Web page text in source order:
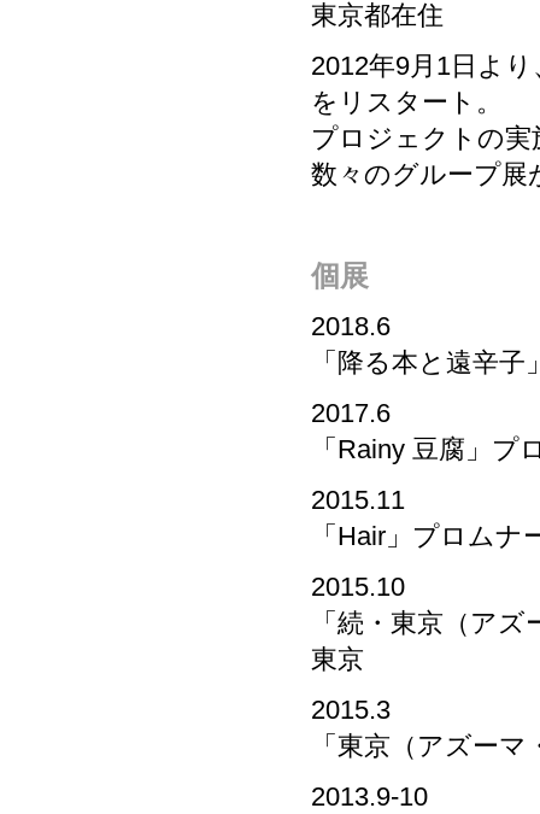
東京都在住
2012年9月1日よ
をリスタート。
プロジェクトの実
数々のグループ展
個展
2018.6
「降る本と遠辛
2017.6
「Rainy 豆腐」
2015.11
「Hair」プロム
2015.10
「続・東京（ア
東京
2015.3
「東京（アズー
2013.9-10